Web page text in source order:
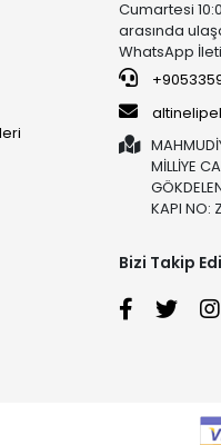
Cumartesi
arasında
WhatsApp
MİLLİYE
KAPI NO:
Bizi Takip